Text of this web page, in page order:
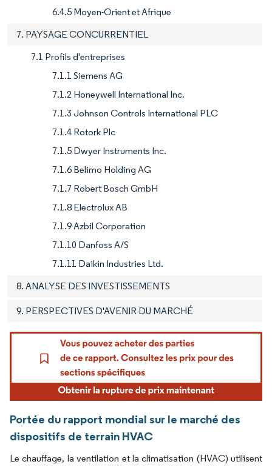
6.4.5 Moyen-Orient et Afrique
7. PAYSAGE CONCURRENTIEL
7.1 Profils d'entreprises
7.1.1 Siemens AG
7.1.2 Honeywell International Inc.
7.1.3 Johnson Controls International PLC
7.1.4 Rotork Plc
7.1.5 Dwyer Instruments Inc.
7.1.6 Belimo Holding AG
7.1.7 Robert Bosch GmbH
7.1.8 Electrolux AB
7.1.9 Azbil Corporation
7.1.10 Danfoss A/S
7.1.11 Daikin Industries Ltd.
8. ANALYSE DES INVESTISSEMENTS
9. PERSPECTIVES D'AVENIR DU MARCHÉ
Portée du rapport mondial sur le marché des
dispositifs de terrain HVAC
Le chauffage, la ventilation et la climatisation (HVAC) utilisent